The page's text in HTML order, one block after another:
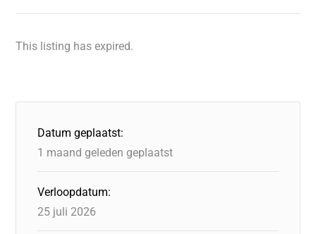
This listing has expired.
Datum geplaatst:
1 maand geleden geplaatst
Verloopdatum:
25 juli 2026